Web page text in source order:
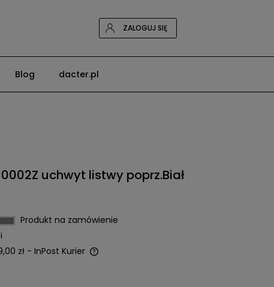
ZALOGUJ SIĘ
Blog dacter.pl
uchwyt listwy poprz.Biał
Produkt na zamówienie
zł - InPost Kurier